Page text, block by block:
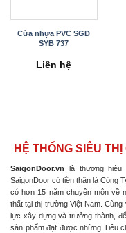
Cửa nhựa PVC SGD
SYB 737
Liên hệ
HỆ THỐNG SIÊU
SaigonDoor.vn là thương hiệu
SaigonDoor có tiền thân là Công
có hơn 15 năm chuyên môn về
thất tại thị trường Việt Nam.
lực xây dựng và trưởng thành,
sản phẩm đạt được những Tiêu